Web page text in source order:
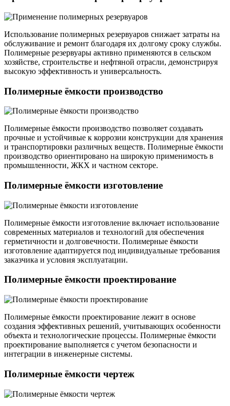
Использование полимерных резервуаров снижает затраты на
обслуживание и ремонт благодаря их долгому сроку службы.
Полимерные резервуары активно применяются в сельском
хозяйстве, строительстве и нефтяной отрасли, демонстрируя
высокую эффективность и универсальность.
Полимерные ёмкости производство
Полимерные ёмкости производство позволяет создавать
прочные и устойчивые к коррозии конструкции для хранения
и транспортировки различных веществ. Полимерные ёмкости
производство ориентировано на широкую применимость в
промышленности, ЖКХ и частном секторе.
Полимерные ёмкости изготовление
Полимерные ёмкости изготовление включает использование
современных материалов и технологий для обеспечения
герметичности и долговечности. Полимерные ёмкости
изготовление адаптируется под индивидуальные требования
заказчика и условия эксплуатации.
Полимерные ёмкости проектирование
Полимерные ёмкости проектирование лежит в основе
создания эффективных решений, учитывающих особенности
объекта и технологические процессы. Полимерные ёмкости
проектирование выполняется с учетом безопасности и
интеграции в инженерные системы.
Полимерные ёмкости чертеж